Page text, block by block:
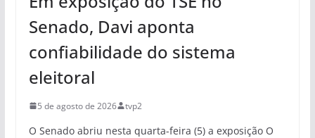
Senado, Davi aponta
confiabilidade do sistema
eleitoral
5 de agosto de 2026 tvp2
O Senado abriu nesta quarta-feira (5) a exposição O